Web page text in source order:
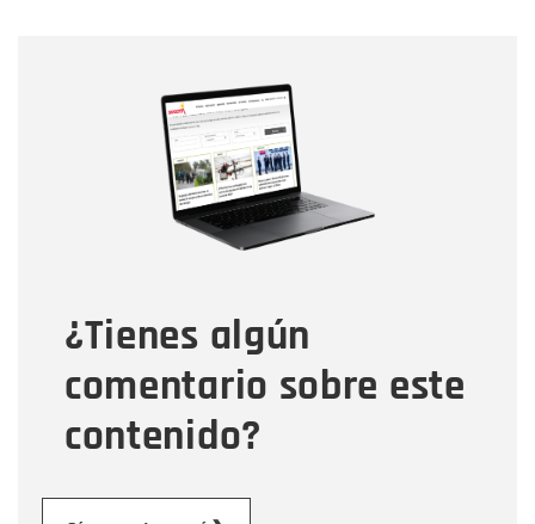
¿Tienes algún
comentario sobre este
contenido?
Correo electrónico
Tipo de comentario
Mensaje